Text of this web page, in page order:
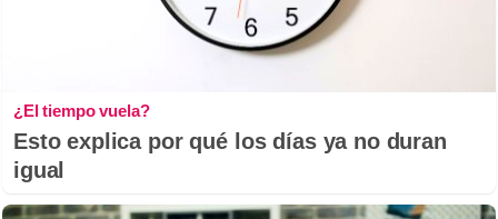
¿El tiempo vuela?
Esto explica por qué los días ya no duran
igual